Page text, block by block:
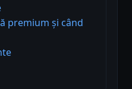
premium și când